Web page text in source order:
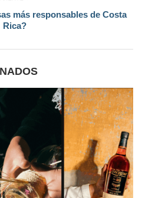
más responsables de Costa
Rica?